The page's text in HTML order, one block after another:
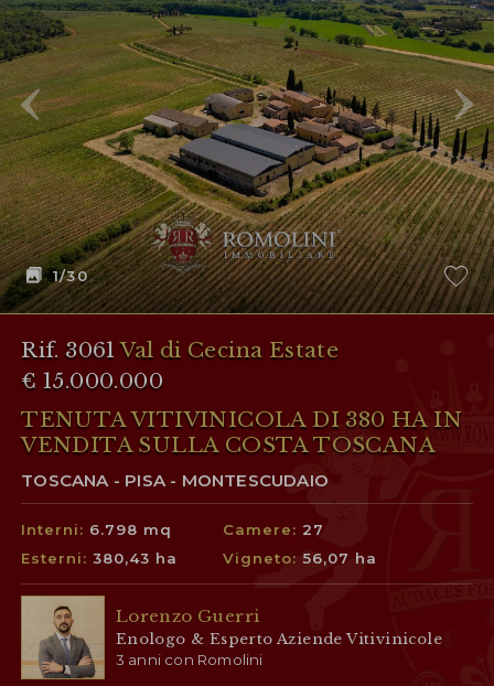
1/30
Rif. 3061Val di Cecina Estate
€ 15.000.000
TENUTA VITIVINICOLA DI 380 HA IN
VENDITA SULLA COSTA TOSCANA
TOSCANA - PISA - MONTESCUDAIO
Interni: 6.798 mq Camere: 27
Esterni:380,43 ha Vigneto:56,07 ha
Lorenzo Guerri
Enologo & Esperto Aziende Vitivinicole
3 anni con Romolini